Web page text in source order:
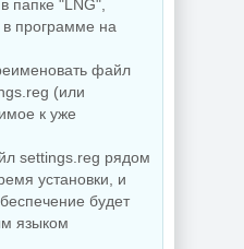
папке "LNG",
в программе на
файл
(или
к уже
settings.reg рядом
установки, и
будет
языком